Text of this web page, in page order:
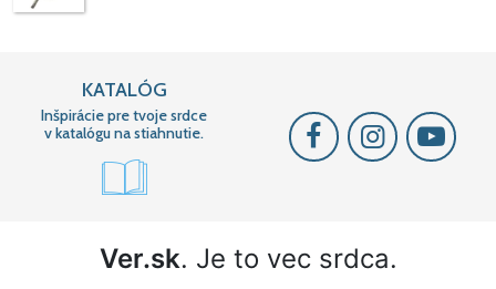
KATALÓG
Inšpirácie pre tvoje srdce
v katalógu na stiahnutie.
Ver.sk. Je to vec srdca.